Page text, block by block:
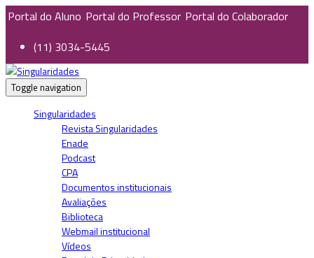
Portal do Aluno Portal do Professor Portal do Colaborador
(11) 3034-5445
Toggle navigation
Singularidades
Revista Singularidades
Enade
Podcast
CPA
Documentos institucionais
Avaliações
Biblioteca
Webmail institucional
Vídeos